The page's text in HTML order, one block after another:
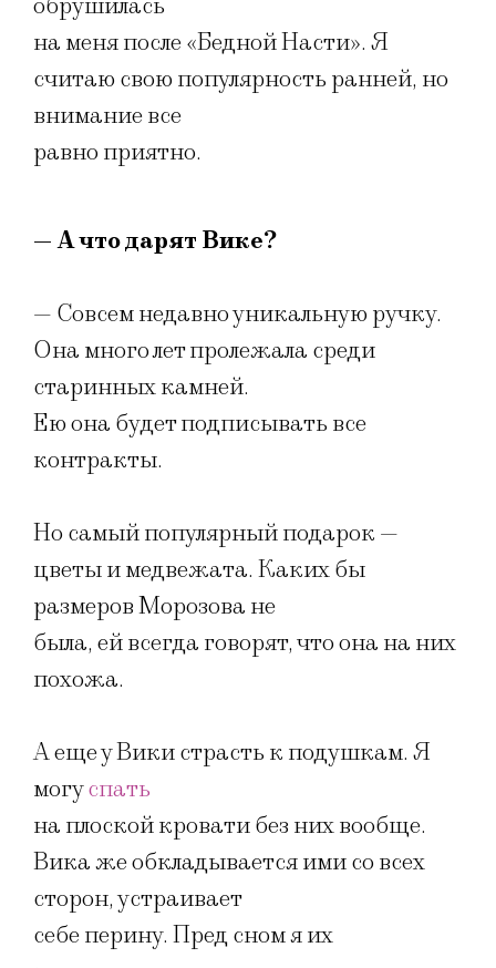
на меня после «Бедной Насти». Я
считаю свою популярность ранней, но
внимание все
равно приятно.
— А что дарят Вике?
— Совсем недавно уникальную ручку.
Она много лет пролежала среди
старинных камней.
Ею она будет подписывать все
контракты.
Но самый популярный подарок —
цветы и медвежата. Каких бы
размеров Морозова не
была, ей всегда говорят, что она на них
похожа.
А еще у Вики страсть к подушкам. Я
могуспать
на плоской кровати без них вообще.
Вика же обкладывается ими со всех
сторон, устраивает
себе перину. Пред сном я их